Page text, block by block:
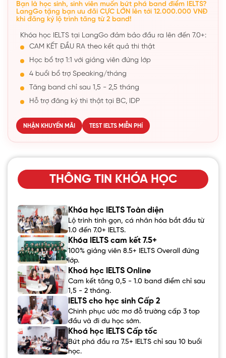
Bạn là học sinh, sinh viên muốn bứt phá band điểm IELTS?
LangGo tặng bạn ưu đãi CỰC LỚN lên tới 12.000.000 VNĐ
khi đăng ký lộ trình tăng từ 2 band!
Khóa học IELTS tại LangGo đảm bảo đầu ra lên đến 7.0+:
CAM KẾT ĐẦU RA theo kết quả thi thật
Học bổ trợ 1:1 với giảng viên đứng lớp
4 buổi bổ trợ Speaking/tháng
Tăng band chỉ sau 1,5 - 2,5 tháng
Hỗ trợ đăng ký thi thật tại BC, IDP
NHẬN KHUYẾN MÃI TEST IELTS MIỄN PHÍ
THÔNG TIN KHÓA HỌC
Khóa học IELTS Toàn diện
Lộ trình tinh gọn, cá nhân hóa bắt đầu từ
1.0 đến 7.0+ IELTS.
Khóa IELTS cam kết 7.5+
100% giảng viên 8.5+ IELTS Overall đứng
lớp.
Khoá học IELTS Online
Cam kết tăng 0,5 - 1.0 band điểm chỉ sau
1,5 - 2 tháng.
IELTS cho học sinh Cấp 2
Chinh phục ước mơ đỗ trường cấp 3 top
đầu và đi du học sớm.
Khoá học IELTS Cấp tốc
Bứt phá đầu ra 7.5+ IELTS chỉ sau 10 buổi
học.